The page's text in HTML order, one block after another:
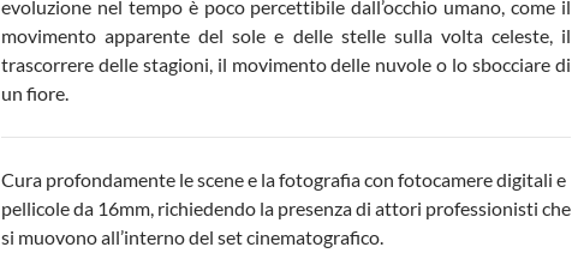
evoluzione nel tempo è poco percettibile dall’occhio umano, come il
movimento apparente del sole e delle stelle sulla volta celeste, il
trascorrere delle stagioni, il movimento delle nuvole o lo sbocciare di
un fiore.
Cura profondamente le scene e la fotografia con fotocamere digitali e
pellicole da 16mm, richiedendo la presenza di attori professionisti che
si muovono all’interno del set cinematografico.